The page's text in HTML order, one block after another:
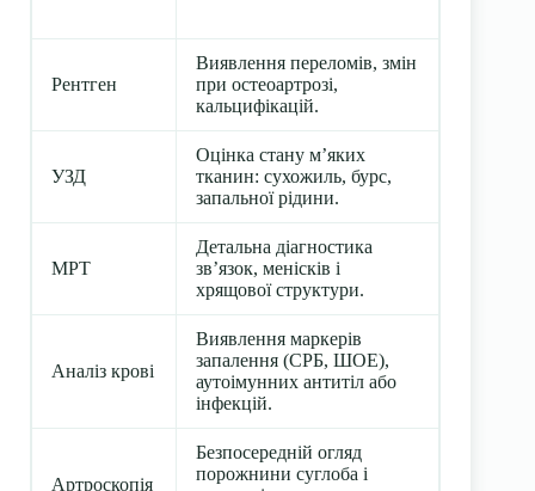
Рентген
Виявлення переломів, змін
при остеоартрозі,
кальцифікацій.
УЗД
Оцінка стану м’яких
тканин: сухожиль, бурс,
запальної рідини.
МРТ
Детальна діагностика
зв’язок, менісків і
хрящової структури.
Аналіз крові
Виявлення маркерів
запалення (СРБ, ШОЕ),
аутоімунних антитіл або
інфекцій.
Артроскопія
Безпосередній огляд
порожнини суглоба і